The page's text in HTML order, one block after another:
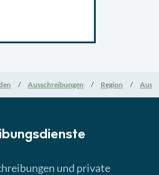
Ausschreibungen Region
und private